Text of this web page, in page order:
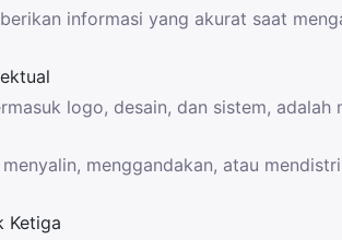
informasi yang akurat saat
logo, desain, dan sistem,
menggandakan, atau
Ketiga